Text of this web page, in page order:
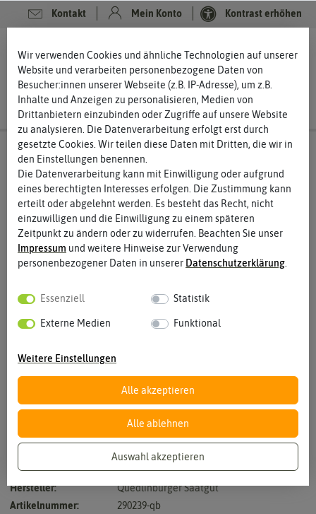
Kontakt Mein Konto Kontrast erhöhen
Vergrößern durch berühren
dunkelgrün, bitterstofffrei
Hersteller:
Quedlinburger Saatgut
Artikelnummer:
290239-qb
Wir verwenden Cookies und ähnliche Technologien auf unserer
Website und verarbeiten personenbezogene Daten von
Besucher:innen unserer Webseite (z.B. IP-Adresse), um z.B.
Inhalte und Anzeigen zu personalisieren, Medien von
Drittanbietern einzubinden oder Zugriffe auf unsere Website
zu analysieren. Die Datenverarbeitung erfolgt erst durch
gesetzte Cookies. Wir teilen diese Daten mit Dritten, die wir in
den Einstellungen benennen.
Die Datenverarbeitung kann mit Einwilligung oder aufgrund
eines berechtigten Interesses erfolgen. Die Zustimmung kann
erteilt oder abgelehnt werden. Es besteht das Recht, nicht
einzuwilligen und die Einwilligung zu einem späteren
Zeitpunkt zu ändern oder zu widerrufen. Beachten Sie unser
Impressum und weitere Hinweise zur Verwendung
personenbezogener Daten in unserer Daten­schutz­erklärung.
Essenziell Statistik
Externe Medien Funktional
Weitere Einstellungen
Alle akzeptieren
Alle ablehnen
Auswahl akzeptieren